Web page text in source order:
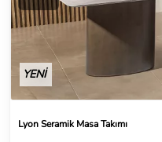
YENİ
Lyon Seramik Masa Takımı